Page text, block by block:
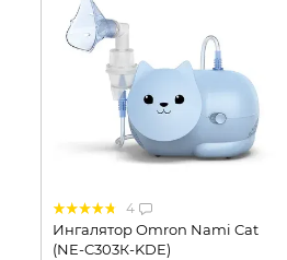
4
Ингалятор Omron Nami Cat
(NE-C303К-KDE)